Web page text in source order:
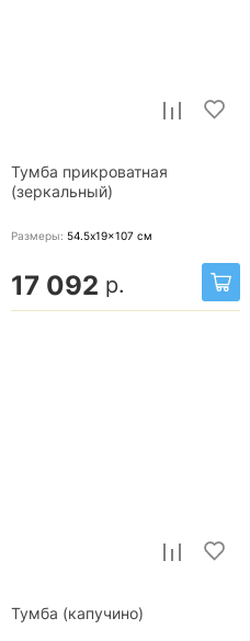
Тумба прикроватная
(зеркальный)
Размеры: 54.5x19x107 см
17 092 р.
Тумба (капучино)